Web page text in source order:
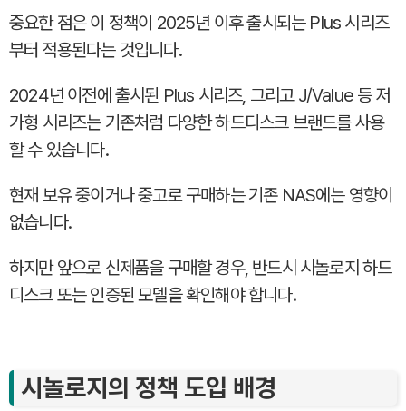
중요한 점은 이 정책이 2025년 이후 출시되는 Plus 시리즈
부터 적용된다는 것입니다.
2024년 이전에 출시된 Plus 시리즈, 그리고 J/Value 등 저
가형 시리즈는 기존처럼 다양한 하드디스크 브랜드를 사용
할 수 있습니다.
현재 보유 중이거나 중고로 구매하는 기존 NAS에는 영향이
없습니다.
하지만 앞으로 신제품을 구매할 경우, 반드시 시놀로지 하드
디스크 또는 인증된 모델을 확인해야 합니다.
시놀로지의 정책 도입 배경